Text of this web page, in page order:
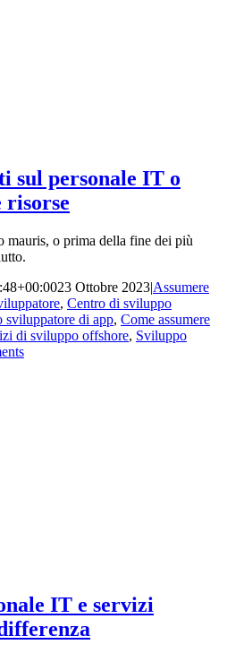
sul personale IT o
risorse
mauris, o prima della fine dei più
23 Ottobre 2023|Assumere
, Centro di sviluppo
sviluppatore di app, Come assumere
di sviluppo offshore, Sviluppo
IT e servizi